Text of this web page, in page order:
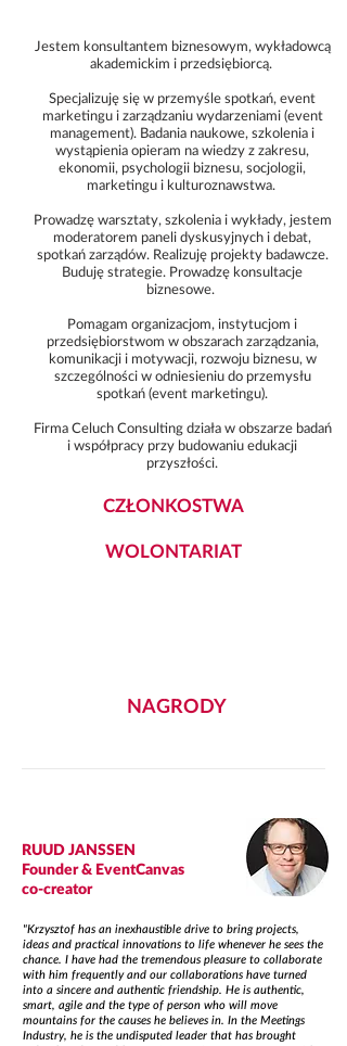
Jestem konsultantem biznesowym, wykładowcą
akademickim i przedsiębiorcą.
Specjalizuję się w przemyśle spotkań, event
marketingu i zarządzaniu wydarzeniami (event
management). Badania naukowe, szkolenia i
wystąpienia opieram na wiedzy z zakresu,
ekonomii, psychologii biznesu, socjologii,
marketingu i kulturoznawstwa.
Prowadzę warsztaty, szkolenia i wykłady, jestem
moderatorem paneli dyskusyjnych i debat,
spotkań zarządów. Realizuję projekty badawcze.
Buduję strategie. Prowadzę konsultacje
biznesowe.
Pomagam organizacjom, instytucjom i
przedsiębiorstwom w obszarach zarządzania,
komunikacji i motywacji, rozwoju biznesu, w
szczególności w odniesieniu do przemysłu
spotkań (event marketingu).
Firma Celuch Consulting działa w obszarze badań
i współpracy przy budowaniu edukacji
przyszłości.
CZŁONKOSTWA
WOLONTARIAT
NAGRODY
RUUD JANSSEN
Founder & EventCanvas
co-creator
"Krzysztof has an inexhaustible drive to bring projects,
ideas and practical innovations to life whenever he sees the
chance. I have had the tremendous pleasure to collaborate
with him frequently and our collaborations have turned
into a sincere and authentic friendship. He is authentic,
smart, agile and the type of person who will move
mountains for the causes he believes in. In the Meetings
Industry, he is the undisputed leader that has brought